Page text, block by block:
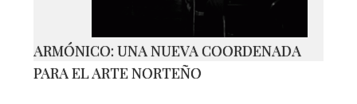
ARMÓNICO: UNA NUEVA COORDENADA
PARA EL ARTE NORTEÑO